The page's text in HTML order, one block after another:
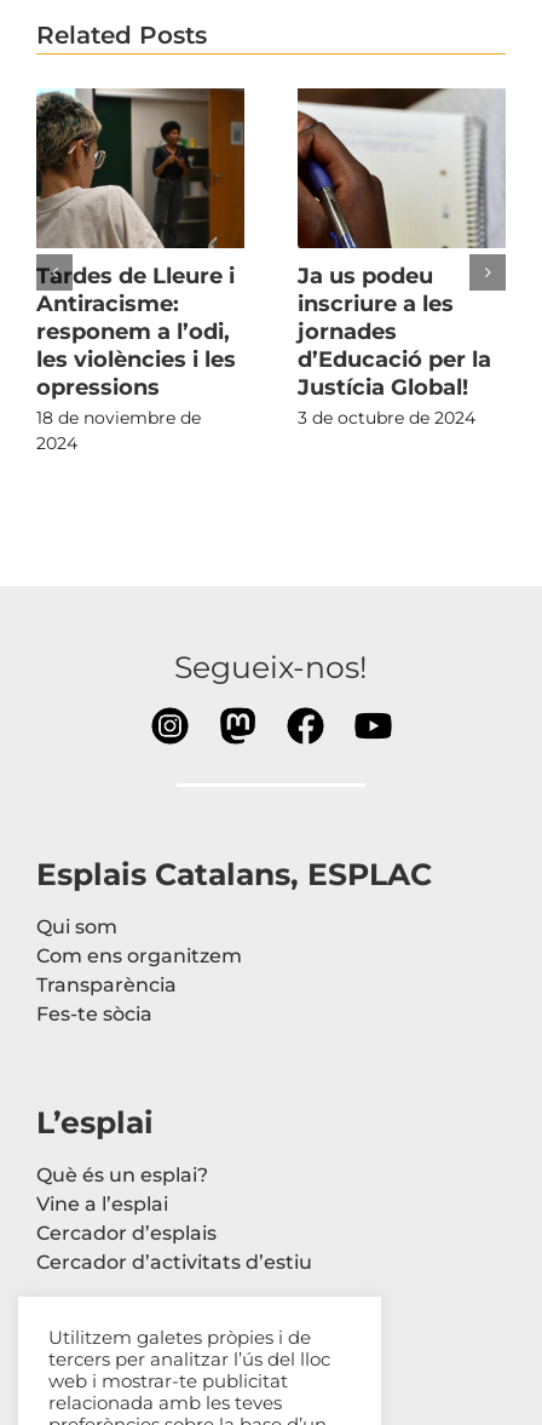
Related Posts
Tardes de Lleure i
Antiracisme:
responem a l’odi,
les violències i les
opressions
18 de noviembre de
2024
Ja us podeu
inscriure a les
jornades
d’Educació per la
Justícia Global!
3 de octubre de 2024
Segueix-nos!
Esplais Catalans, ESPLAC
Qui som
Com ens organitzem
Transparència
Fes-te sòcia
L’esplai
Què és un esplai?
Vine a l’esplai
Cercador d’esplais
Cercador d’activitats d’estiu
Contacte
Utilitzem galetes pròpies i de
tercers per analitzar l’ús del lloc
web i mostrar-te publicitat
relacionada amb les teves